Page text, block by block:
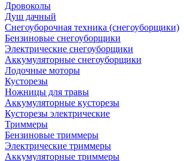
Дровоколы
Душ дачный
Снегоуборочная техника (снегоуборщики)
Бензиновые снегоуборщики
Электрические снегоуборщики
Аккумуляторные снегоуборщики
Лодочные моторы
Кусторезы
Ножницы для травы
Аккумуляторные кусторезы
Кусторезы электрические
Триммеры
Бензиновые триммеры
Электрические триммеры
Аккумуляторные триммеры